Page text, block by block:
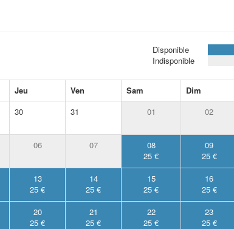
Disponible
Indisponible
Jeu Ven Sam
Dim
30 31 01 02
06 07
08
25 €
09
25 €
13
25 €
14
25 €
15
25 €
16
25 €
20
25 €
21
25 €
22
25 €
23
25 €